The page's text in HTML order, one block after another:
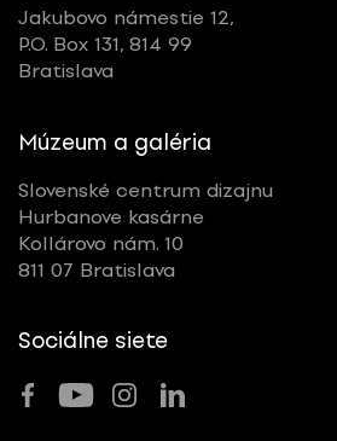
Jakubovo námestie 12,
P.O. Box 131, 814 99
Bratislava
Múzeum a galéria
Slovenské centrum dizajnu
Hurbanove kasárne
Kollárovo nám. 10
811 07 Bratislava
Sociálne siete